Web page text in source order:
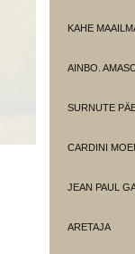
KAHE
AINBO.
SURNUTE
CARDINI
JEAN PAUL
ARETAJA